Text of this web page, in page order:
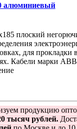
алюминиевый
плоский
для прокладки
Кабели марки
продукцию
тысяч рублей.